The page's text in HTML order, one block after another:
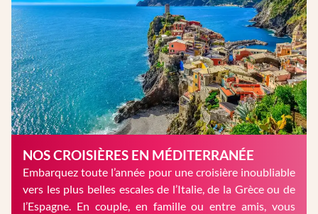
NOS CROISIÈRES EN MÉDITERRANÉE
Embarquez toute l’année pour une croisière inoubliable
vers les plus belles escales de l’Italie, de la Grèce ou de
l’Espagne. En couple, en famille ou entre amis, vous